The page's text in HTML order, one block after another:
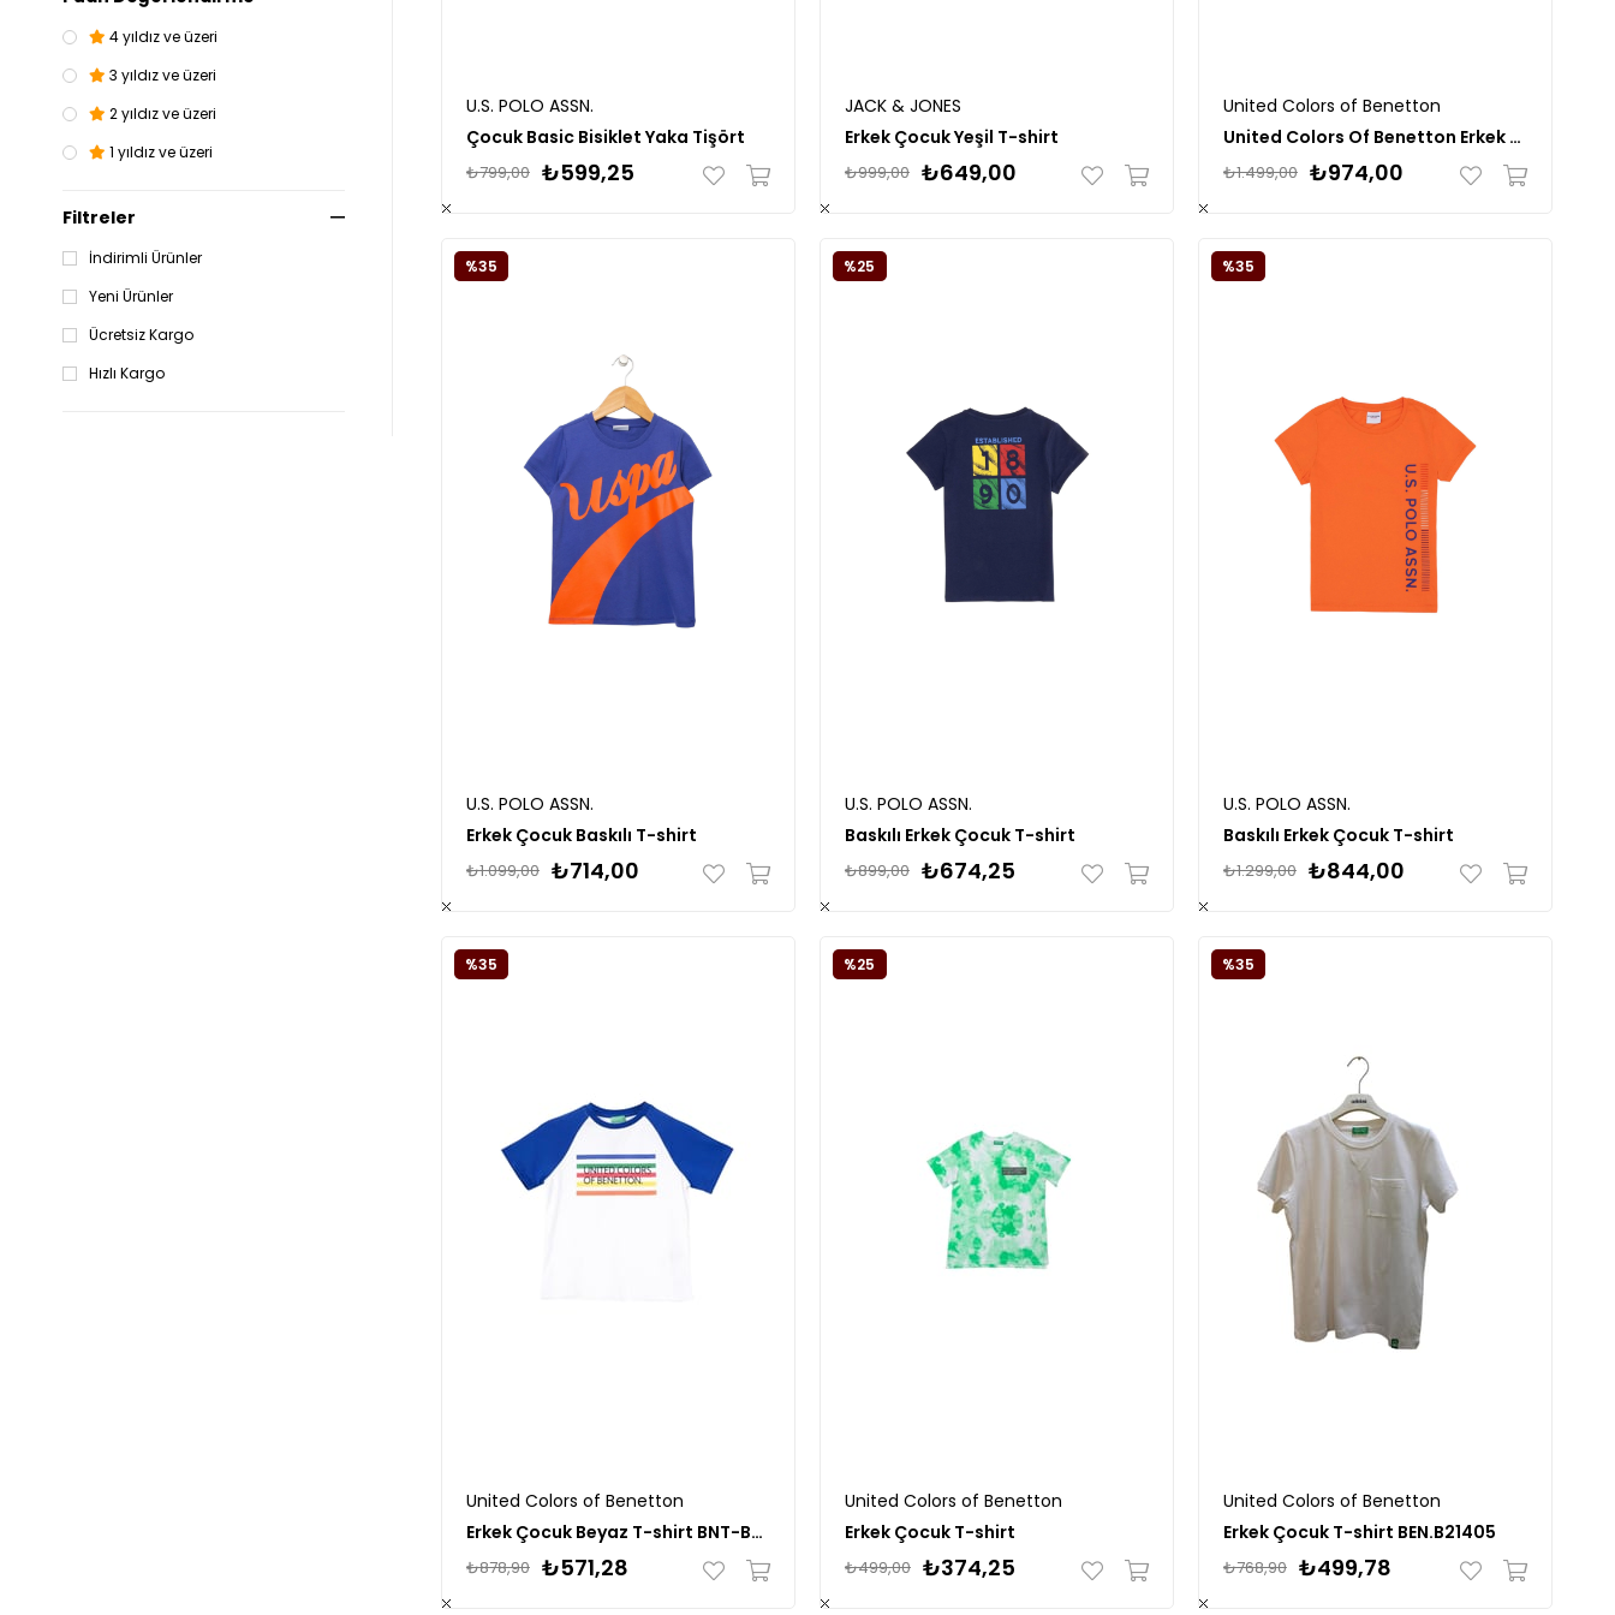
4 yıldız ve üzeri
3 yıldız ve üzeri
2 yıldız ve üzeri
1 yıldız ve üzeri
Filtreler
İndirimli Ürünler
Yeni Ürünler
Ücretsiz Kargo
Hızlı Kargo
U.S. POLO ASSN.
Çocuk Basic Bisiklet Yaka Tişört
₺599,25
₺799,00
JACK & JONES
Erkek Çocuk Yeşil T-shirt
₺649,00
₺999,00
United Colors of Benetton
United Colors Of Benetton Erkek Çocuk Tshirt BNT-B21366
₺974,00
₺1.499,00
U.S. POLO ASSN.
Erkek Çocuk Baskılı T-shirt
₺714,00
₺1.099,00
%35
U.S. POLO ASSN.
Baskılı Erkek Çocuk T-shirt
₺674,25
₺899,00
%25
U.S. POLO ASSN.
Baskılı Erkek Çocuk T-shirt
₺844,00
₺1.299,00
%35
United Colors of Benetton
Erkek Çocuk Beyaz T-shirt BNT-B21384
₺571,28
₺878,90
%35
United Colors of Benetton
Erkek Çocuk T-shirt
₺374,25
₺499,00
%25
United Colors of Benetton
Erkek Çocuk T-shirt BEN.B21405
₺499,78
₺768,90
%35